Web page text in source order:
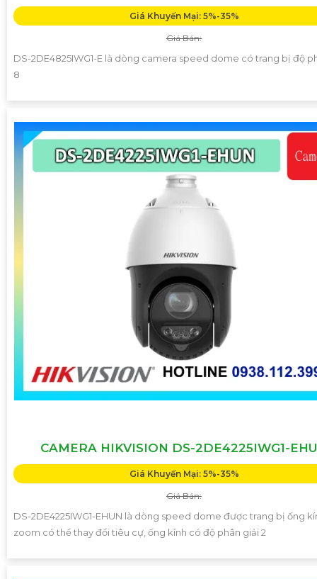
Giá Khuyến Mại: 5%-35%
Giá Bán:
DS-2DE4825IWG1-E là dòng camera speed dome có trang bị độ
8
CAMERA HIKVISION DS-2DE4225IWG1-
Giá Khuyến Mại: 5%-35%
Giá Bán:
DS-2DE4225IWG1-EHUN là dòng speed dome được trang bị ống
zoom có thể thay đổi tiêu cự, ống kính có độ phân giải 2